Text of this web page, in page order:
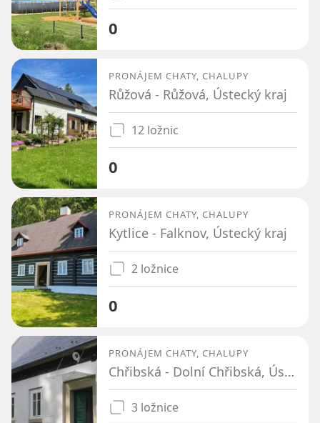
0
PRONÁJEM CHATY, CHALUPY
Růžová - Růžová, Ústecký kraj
12 ložnic
0
PRONÁJEM CHATY, CHALUPY
Kytlice - Falknov, Ústecký kraj
2 ložnice
0
PRONÁJEM CHATY, CHALUPY
Chřibská - Dolní Chřibská, Ústecký kraj
3 ložnice